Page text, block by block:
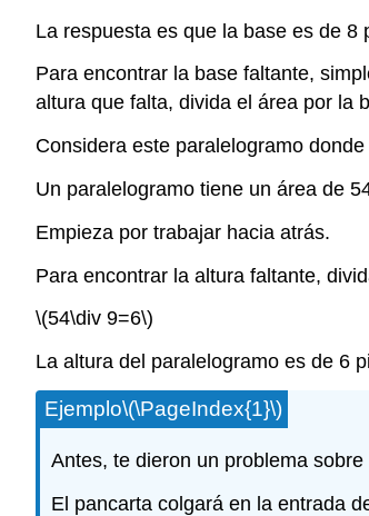
La respuesta es que la base es de 8
Para encontrar la base faltante,
altura que falta, divida el área por la
Considera este paralelogramo
Un paralelogramo tiene un área de
Empieza por trabajar hacia atrás.
Para encontrar la altura faltante,
\(54\div 9=6\)
La altura del paralelogramo es de 6
Ejemplo\(\PageIndex{1}\)
Antes, te dieron un problema
El pancarta colgará en la entrada